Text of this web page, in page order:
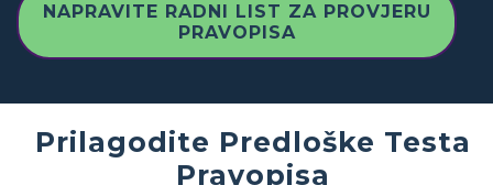
NAPRAVITE RADNI LIST ZA PROVJERU
PRAVOPISA
Prilagodite Predloške Testa
Pravopisa